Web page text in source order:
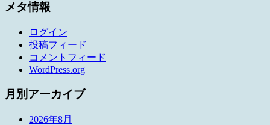
メタ情報
ログイン
投稿フィード
コメントフィード
WordPress.org
月別アーカイブ
2026年8月